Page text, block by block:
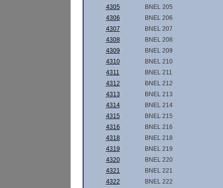
4305
BNEL 205
4306
BNEL 206
4307
BNEL 207
4308
BNEL 208
4309
BNEL 209
4310
BNEL 210
4311
BNEL 211
4312
BNEL 212
4313
BNEL 213
4314
BNEL 214
4315
BNEL 215
4316
BNEL 216
4318
BNEL 218
4319
BNEL 219
4320
BNEL 220
4321
BNEL 221
4322
BNEL 222